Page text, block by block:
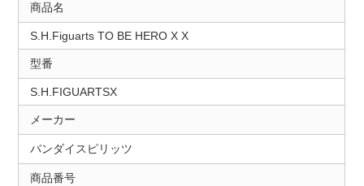
商品名
S.H.Figuarts TO BE HERO X X
型番
S.H.FIGUARTSX
メーカー
バンダイスピリッツ
商品番号